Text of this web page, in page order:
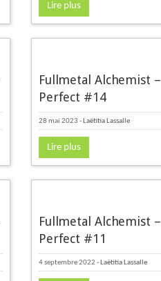
Lire plus
Fullmetal Alchemist –
Perfect #14
28 mai 2023 - Laëtitia Lassalle
Lire plus
Fullmetal Alchemist –
Perfect #11
4 septembre 2022 - Laëtitia Lassalle